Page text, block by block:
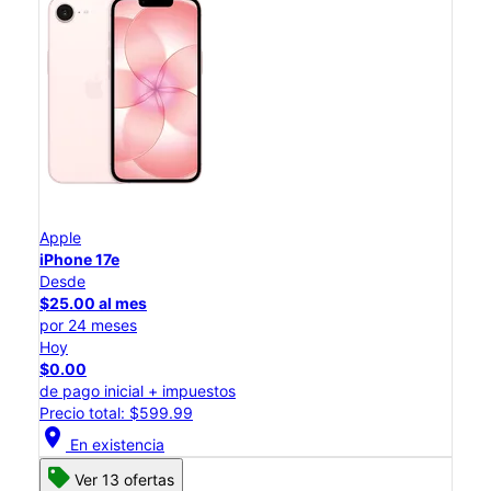
Apple
iPhone 17e
Desde
$25.00 al mes
por 24 meses
Hoy
$0.00
de pago inicial + impuestos
Precio total: $599.99
location_on En existencia
Ver 13 ofertas